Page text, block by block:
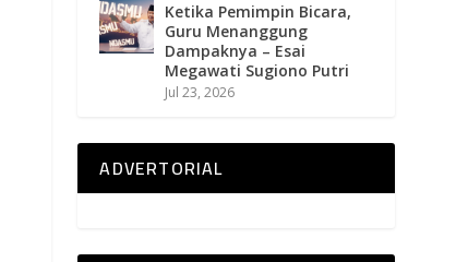
Ketika Pemimpin Bicara,
Guru Menanggung
Dampaknya – Esai
Megawati Sugiono Putri
Jul 23, 2026
ADVERTORIAL